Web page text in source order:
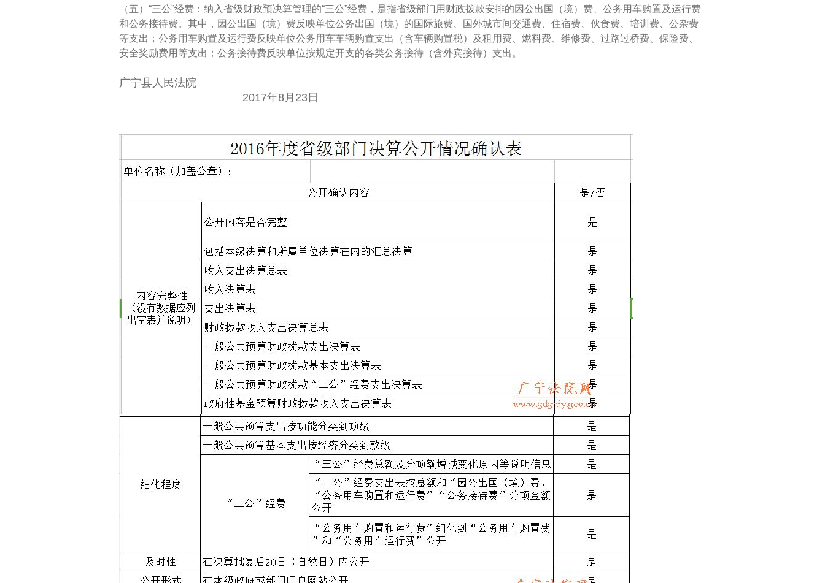
（五）“三公”经费：纳入省级财政预决算管理的“三公”经费，是指省级部门用财政拨款安排的因公出国（境）费、公务用车购置及运行费
和公务接待费。其中，因公出国（境）费反映单位公务出国（境）的国际旅费、国外城市间交通费、住宿费、伙食费、培训费、公杂费
等支出；公务用车购置及运行费反映单位公务用车车辆购置支出（含车辆购置税）及租用费、燃料费、维修费、过路过桥费、保险费、
安全奖励费用等支出；公务接待费反映单位按规定开支的各类公务接待（含外宾接待）支出。
广宁县人民法院
2017年8月23日